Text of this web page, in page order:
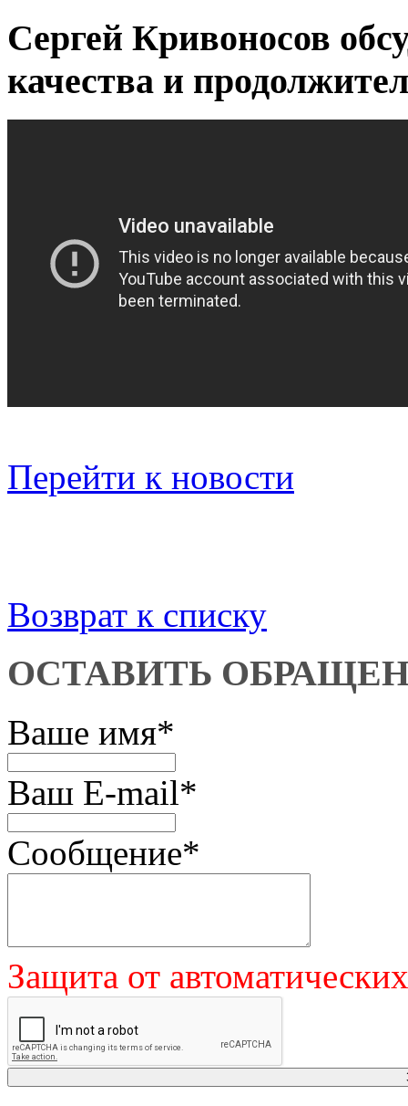
Сергей Кривоносов
качества и
Перейти к новости
Возврат к списку
ОСТАВИТЬ
Ваше имя*
Ваш E-mail*
Сообщение*
Защита от